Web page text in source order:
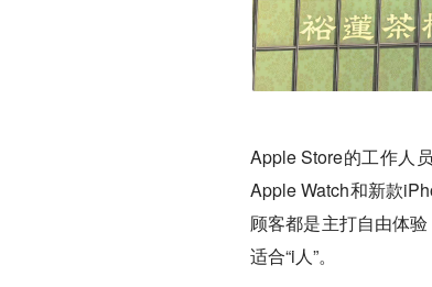
Apple Store的工作人
Apple Watch和新款
顾客都是主打自由体
适合“i人”。